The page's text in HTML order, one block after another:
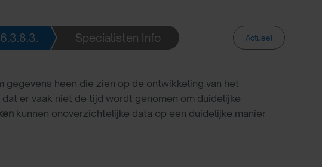
Specialisten Info Actueel
gegevens heen die zien op de ontwikkeling van het
er vaak niet de tijd wordt genomen om duidelijke
kunnen onoverzichtelijke data op een duidelijke manier